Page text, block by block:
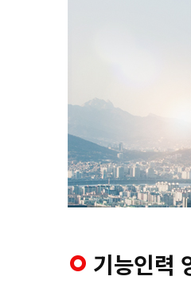
기능인력